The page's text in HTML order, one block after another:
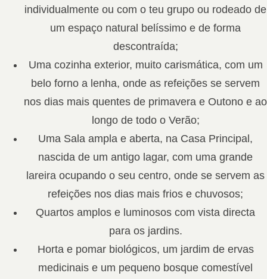
individualmente ou com o teu grupo ou rodeado de
um espaço natural belíssimo e de forma
descontraída;
Uma cozinha exterior, muito carismática, com um
belo forno a lenha, onde as refeições se servem
nos dias mais quentes de primavera e Outono e ao
longo de todo o Verão;
Uma Sala ampla e aberta, na Casa Principal,
nascida de um antigo lagar, com uma grande
lareira ocupando o seu centro, onde se servem as
refeições nos dias mais frios e chuvosos;
Quartos amplos e luminosos com vista directa
para os jardins.
Horta e pomar biológicos, um jardim de ervas
medicinais e um pequeno bosque comestível